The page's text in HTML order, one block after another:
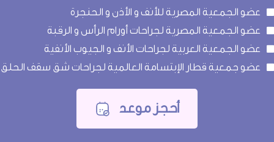
عضو الجمعية المصرية للأنف و الأذن و الحنجرة
عضو الجمعية المصرية لجراحات أورام الرأس و الرقبة
عضو الجمعية العربية لجراحات الأنف و الجيوب الأنفية
عضو جمعية قطار الإبتسامة العالمية لجراحات شق سقف الحلق
أحجز موعد